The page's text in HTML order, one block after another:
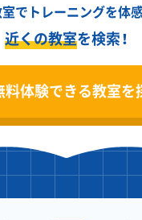
でトレーニングを体
近くの教室を検索！
料体験できる教室を